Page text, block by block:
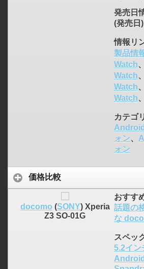
発売日
(発売日)
情報リ
製品情
Watch、
Watch、
Watch、
Watch、
カテゴ
ォン、
ォン
価格比較
docomo (SONY) Xperia
Z3 SO-01G
おすす
話題の
な
スペッ
5.2イン